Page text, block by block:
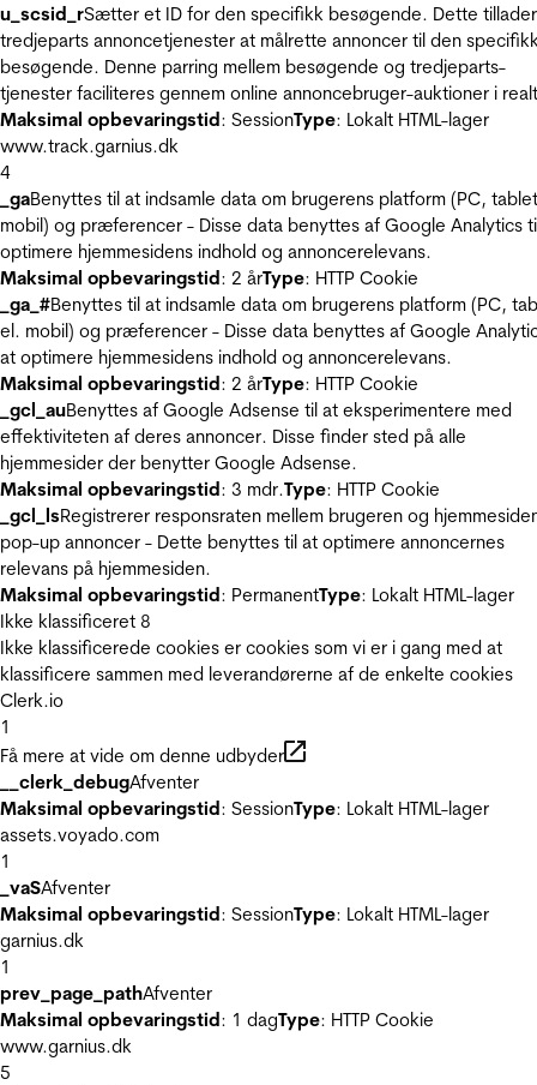
u_scsid_rSætter et ID for den specifikk besøgende. Dette tillader
tredjeparts annoncetjenester at målrette annoncer til den
besøgende. Denne parring mellem besøgende og tredjeparts-
tjenester faciliteres gennem online annoncebruger-auktioner i
Maksimal opbevaringstid: SessionType: Lokalt HTML-lager
www.track.garnius.dk
4
_gaBenyttes til at indsamle data om brugerens platform (PC,
mobil) og præferencer - Disse data benyttes af Google Analytics
optimere hjemmesidens indhold og annoncerelevans.
Maksimal opbevaringstid: 2 årType: HTTP Cookie
_ga_#Benyttes til at indsamle data om brugerens platform (PC,
el. mobil) og præferencer - Disse data benyttes af Google
at optimere hjemmesidens indhold og annoncerelevans.
Maksimal opbevaringstid: 2 årType: HTTP Cookie
_gcl_auBenyttes af Google Adsense til at eksperimentere med
effektiviteten af deres annoncer. Disse finder sted på alle
hjemmesider der benytter Google Adsense.
Maksimal opbevaringstid: 3 mdr.Type: HTTP Cookie
_gcl_lsRegistrerer responsraten mellem brugeren og
pop-up annoncer - Dette benyttes til at optimere annoncernes
relevans på hjemmesiden.
Maksimal opbevaringstid: PermanentType: Lokalt HTML-lager
Ikke klassificeret 8
Ikke klassificerede cookies er cookies som vi er i gang med at
klassificere sammen med leverandørerne af de enkelte cookies
Clerk.io
1
Få mere at vide om denne udbyder
__clerk_debugAfventer
Maksimal opbevaringstid: SessionType: Lokalt HTML-lager
assets.voyado.com
1
_vaSAfventer
Maksimal opbevaringstid: SessionType: Lokalt HTML-lager
garnius.dk
1
prev_page_pathAfventer
Maksimal opbevaringstid: 1 dagType: HTTP Cookie
www.garnius.dk
5